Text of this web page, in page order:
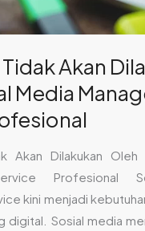
Tidak Akan
Media
Akan Dilakukan Oleh
Profesional
kini menjadi
digital. Sosial media